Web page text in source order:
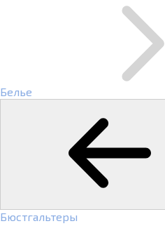
Белье
Бюстгальтеры